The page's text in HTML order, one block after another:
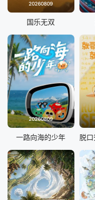
20260809
国乐无双
20260809
一路向海的少年